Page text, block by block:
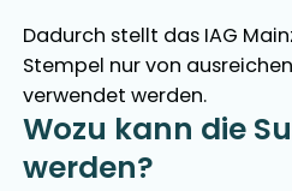
Dadurch stellt das IAG
Stempel nur von
verwendet werden.
Wozu kann die
werden?